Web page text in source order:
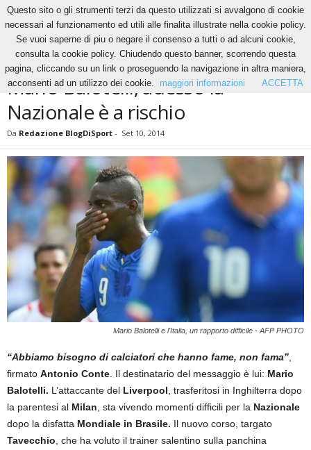
News Mario Balotelli, adesso la Nazionale è a rischio
NEWS
Mario Balotelli, adesso la
Nazionale è a rischio
Da Redazione BlogDiSport - Set 10, 2014
Mario Balotelli e l'Italia, un rapporto difficile - AFP PHOTO
“Abbiamo bisogno di calciatori che hanno fame, non fama”
firmato Antonio Conte . Il destinatario del messaggio è lui: Mario
Balotelli. L’attaccante del Liverpool , trasferitosi in Inghilterra dopo
la parentesi al Milan , sta vivendo momenti difficili per la Nazionale
dopo la disfatta Mondiale in Brasile. Il nuovo corso, targato
Tavecchio , che ha voluto il trainer salentino sulla panchina
Questo sito o gli strumenti terzi da questo utilizzati si avvalgono di cookie
necessari al funzionamento ed utili alle finalita illustrate nella cookie policy.
Se vuoi saperne di piu o negare il consenso a tutti o ad alcuni cookie,
consulta la cookie policy. Chiudendo questo banner, scorrendo questa
pagina, cliccando su un link o proseguendo la navigazione in altra maniera,
acconsenti ad un utilizzo dei cookie.
maggiori informazioni ACCETTA